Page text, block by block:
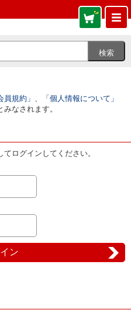
員規約」 、
「個人情報について」
みなされます。
ログインしてください。